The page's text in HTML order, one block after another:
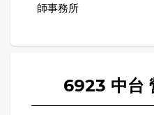
師事務所
6923 中台